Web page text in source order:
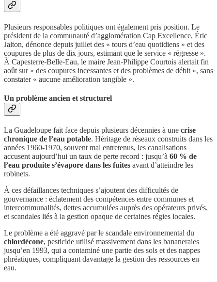
Plusieurs responsables politiques ont également pris position. Le
président de la communauté d’agglomération Cap Excellence, Éric
Jalton, dénonce depuis juillet des « tours d’eau quotidiens » et des
coupures de plus de dix jours, estimant que le service « régresse ».
À Capesterre-Belle-Eau, le maire Jean-Philippe Courtois alertait fin
août sur « des coupures incessantes et des problèmes de débit », sans
constater « aucune amélioration tangible ».
Un problème ancien et structurel
La Guadeloupe fait face depuis plusieurs décennies à une crise
chronique de l’eau potable. Héritage de réseaux construits dans les
années 1960-1970, souvent mal entretenus, les canalisations
accusent aujourd’hui un taux de perte record : jusqu’à 60 % de
l’eau produite s’évapore dans les fuites avant d’atteindre les
robinets.
À ces défaillances techniques s’ajoutent des difficultés de
gouvernance : éclatement des compétences entre communes et
intercommunalités, dettes accumulées auprès des opérateurs privés,
et scandales liés à la gestion opaque de certaines régies locales.
Le problème a été aggravé par le scandale environnemental du
chlordécone, pesticide utilisé massivement dans les bananeraies
jusqu’en 1993, qui a contaminé une partie des sols et des nappes
phréatiques, compliquant davantage la gestion des ressources en
eau.